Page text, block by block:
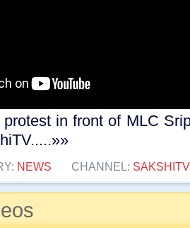
in front of MLC
NEWS CHANNEL: SAKSHITV